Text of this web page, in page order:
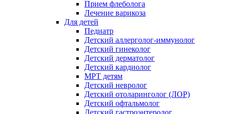
Прием флеболога
Лечение варикоза
Для детей
Педиатр
Детский аллерголог-иммунолог
Детский гинеколог
Детский дерматолог
Детский кардиолог
МРТ детям
Детский невролог
Детский отоларинголог (ЛОР)
Детский офтальмолог
Детский гастроэнтеролог